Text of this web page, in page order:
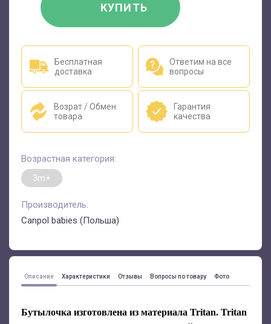
КУПИТЬ
Бесплатная
доставка
Ответим на все
вопросы
Возрат / Обмен
товара
Гарантия
качества
Возрастная категория:
3m+
Производитель:
Canpol babies (Польша)
Описание Характеристики Отзывы Вопросы по товару Фото
Бутылочка изготовлена ​​из материала Tritan. Tritan